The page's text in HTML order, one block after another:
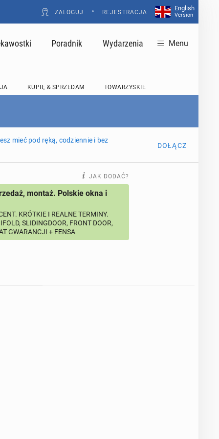
ZALOGUJ • REJESTRACJA
English
Version
Poradnik Wydarzenia Menu
KUPIĘ & SPRZEDAM TOWARZYSKIE
mieć pod ręką, codziennie i bez
DOŁĄCZ
JAK DODAĆ?
montaż. Polskie okna i
KRÓTKIE I REALNE TERMINY.
SLIDINGDOOR, FRONT DOOR,
GWARANCJI + FENSA